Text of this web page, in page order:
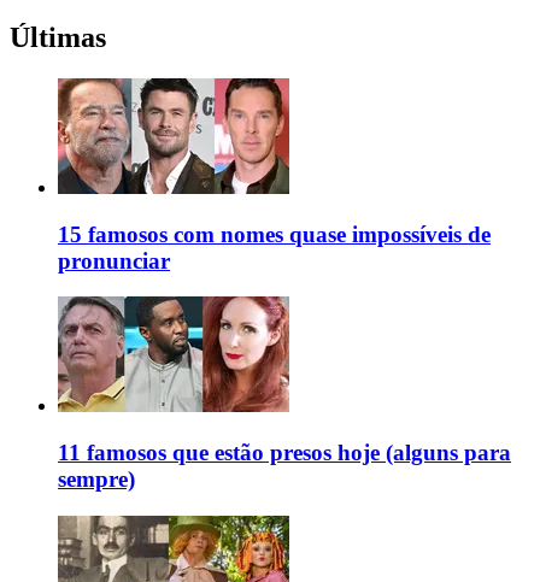
Últimas
15 famosos com nomes quase impossíveis de
pronunciar
11 famosos que estão presos hoje (alguns para
sempre)